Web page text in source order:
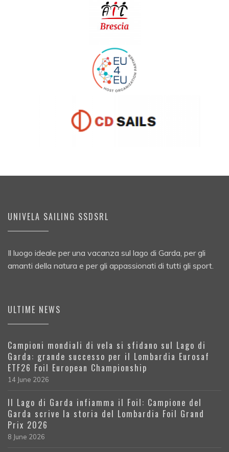
UNIVELA SAILING SSDSRL
Il luogo ideale per una vacanza sul lago di Garda, per gli
amanti della natura e per gli appassionati di tutti gli sport.
ULTIME NEWS
Campioni mondiali di vela si sfidano sul Lago di
Garda: grande successo per il Lombardia Eurosaf
ETF26 Foil European Championship
14 June 2026
Il Lago di Garda infiamma il Foil: Campione del
Garda scrive la storia del Lombardia Foil Grand
Prix 2026
8 June 2026